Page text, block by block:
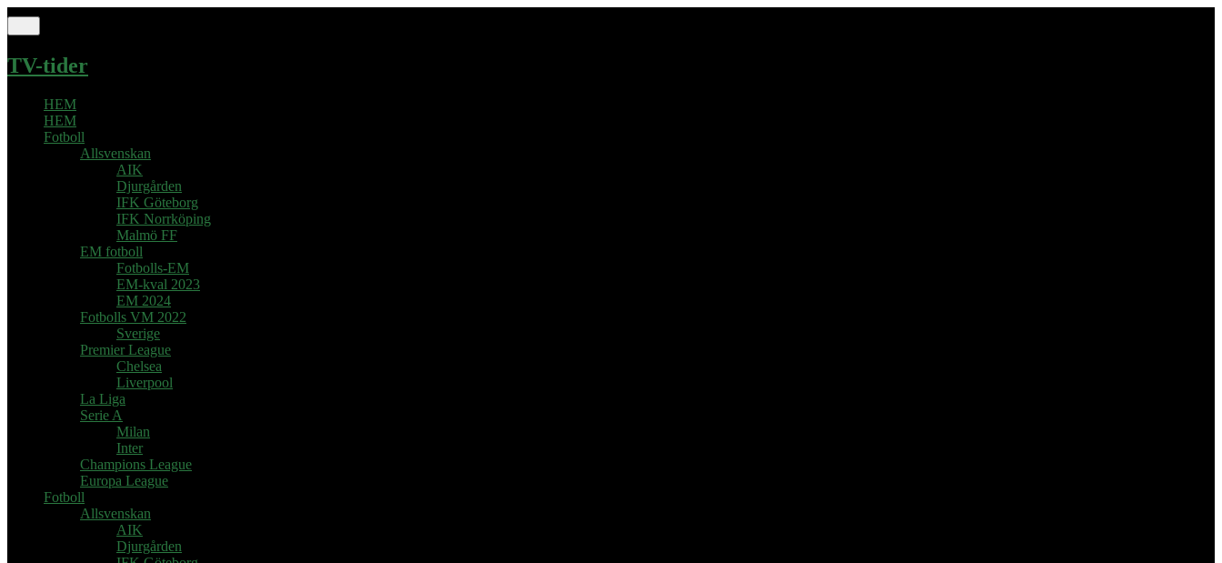
TV-tider
HEM
HEM
Fotboll
Allsvenskan
AIK
Djurgården
IFK Göteborg
IFK Norrköping
Malmö FF
EM fotboll
Fotbolls-EM
EM-kval 2023
EM 2024
Fotbolls VM 2022
Sverige
Premier League
Chelsea
Liverpool
La Liga
Serie A
Milan
Inter
Champions League
Europa League
Fotboll
Allsvenskan
AIK
Djurgården